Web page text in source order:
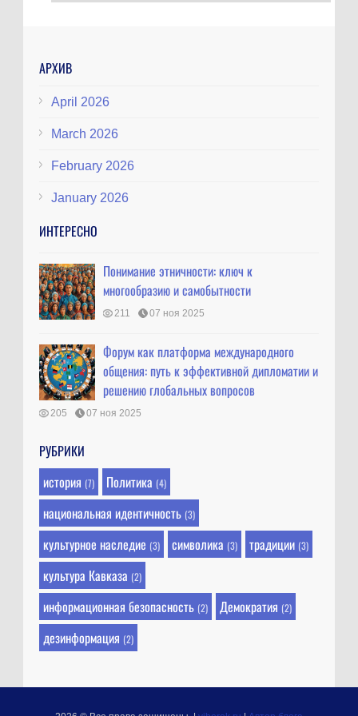
АРХИВ
April 2026
March 2026
February 2026
January 2026
ИНТЕРЕСНО
Понимание этничности: ключ к
многообразию и самобытности
211 07 ноя 2025
Форум как платформа международного
общения: путь к эффективной дипломатии и
решению глобальных вопросов
205 07 ноя 2025
РУБРИКИ
история (7) Политика (4)
национальная идентичность (3)
культурное наследие (3) символика (3) традиции (3)
культура Кавказа (2)
информационная безопасность (2) Демократия (2)
дезинформация (2)